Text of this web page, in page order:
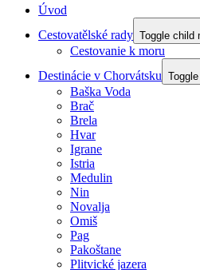
Úvod
Cestovatělské rady Toggle child
Cestovanie k moru
Destinácie v Chorvátsku
Baška Voda
Brač
Brela
Hvar
Igrane
Istria
Medulin
Nin
Novalja
Omiš
Pag
Pakoštane
Plitvické jazera